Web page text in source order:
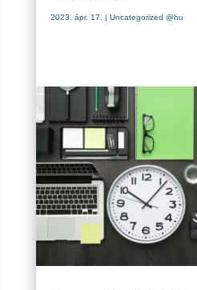
2023. ápr. 17. | Uncategorized @hu